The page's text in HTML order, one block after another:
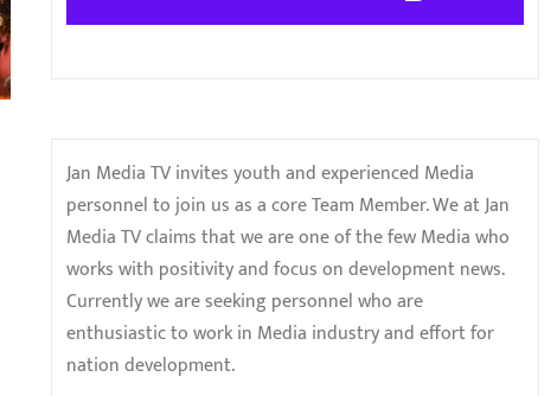
Jan Media TV invites youth and experienced Media
personnel to join us as a core Team Member. We at Jan
Media TV claims that we are one of the few Media who
works with positivity and focus on development news.
Currently we are seeking personnel who are
enthusiastic to work in Media industry and effort for
nation development.